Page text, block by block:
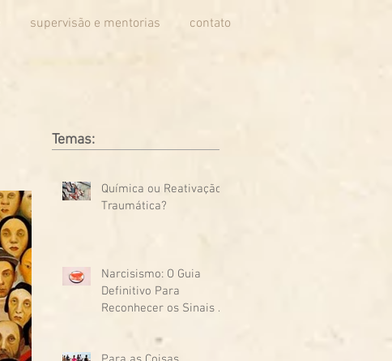
supervisão e mentorias contato
Temas:
Química ou Reativação
Traumática?
Narcisismo: O Guia
Definitivo Para
Reconhecer os Sinais e